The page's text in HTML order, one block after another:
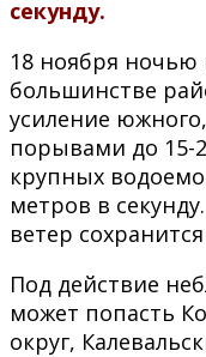
секунду.
18 ноября
большинстве
усиление
порывами до 15-
крупных
метров в
ветер
Под действие
может попасть
округ,